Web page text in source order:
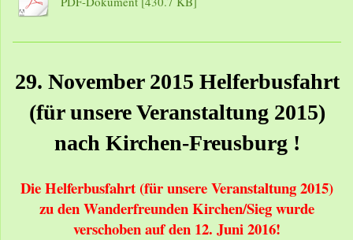
29. November 2015 Helferbusfahrt
(für unsere Veranstaltung 2015)
nach Kirchen-Freusburg !
Die Helferbusfahrt (für unsere Veranstaltung 2015)
zu den Wanderfreunden Kirchen/Sieg wurde
verschoben auf den 12. Juni 2016!